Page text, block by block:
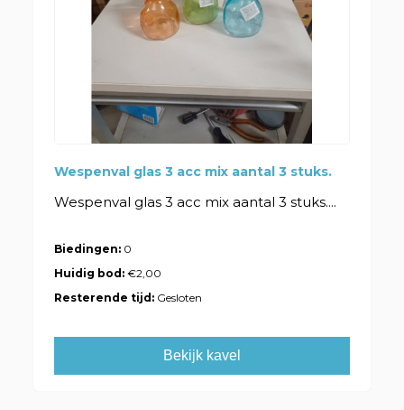
Wespenval glas 3 acc mix aantal 3 stuks.
Wespenval glas 3 acc mix aantal 3 stuks....
Biedingen: 0
Huidig bod:€2,00
Resterende tijd: Gesloten
Bekijk kavel